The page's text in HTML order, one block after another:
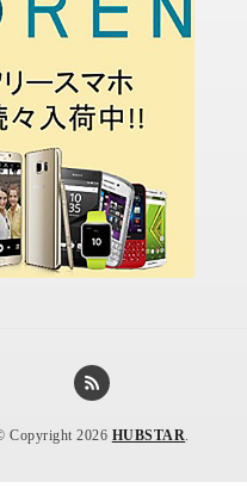
Copyright 2026 HUBSTAR.